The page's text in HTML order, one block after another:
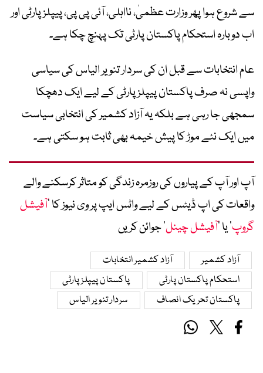
سے شروع ہوا پھر وزارت عظمیٰ، نااہلی، آئی پی پی، پیپلز پارٹی اور
اب دوبارہ استحکام پاکستان پارٹی تک پہنچ چکا ہے۔
عام انتخابات سے قبل ان کی سردار تنویر الیاس کی سیاسی
واپسی نہ صرف پاکستان پیپلز پارٹی کے لیے ایک دھچکا
سمجھی جا رہی ہے بلکہ یہ آزاد کشمیر کی انتخابی سیاست
میں ایک نئے موڑ کا پیش خیمہ بھی ثابت ہو سکتی ہے۔
آپ اور آپ کے پیاروں کی روزمرہ زندگی کو متاثر کرسکنے والے
واقعات کی اپ ڈیٹس کے لیے واٹس ایپ پر وی نیوز کا ’آفیشل
گروپ‘ یا ’آفیشل چینل‘ جوائن کریں
آزاد کشمیر
آزاد کشمیر انتخابات
استحکام پاکستان پارٹی
پاکستان پیپلز پارٹی
پاکستان تحریک انصاف
سردار تنویر الیاس